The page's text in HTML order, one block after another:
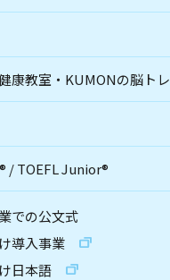
康教室・KUMONの脳トレ
® /TOEFL Junior®
での公文式
導入事業
日本語